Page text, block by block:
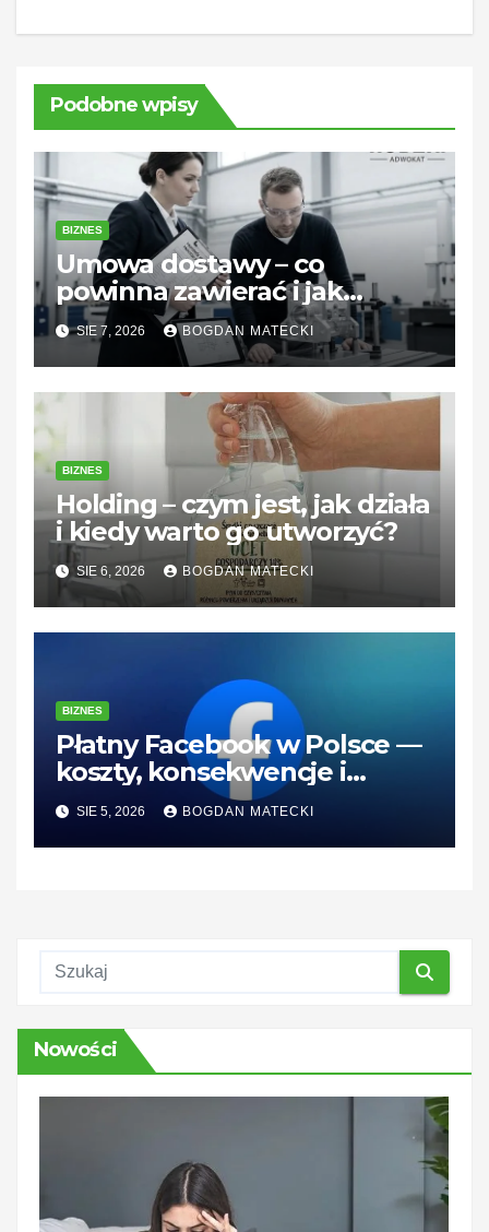
Podobne wpisy
BIZNES
Umowa dostawy – co
powinna zawierać i jak
zabezpieczyć interesy stron
SIE 7, 2026 BOGDAN MATECKI
BIZNES
Holding – czym jest, jak działa
i kiedy warto go utworzyć?
SIE 6, 2026 BOGDAN MATECKI
BIZNES
Płatny Facebook w Polsce —
koszty, konsekwencje i
rozwiązania dla firm
SIE 5, 2026 BOGDAN MATECKI
Nowości